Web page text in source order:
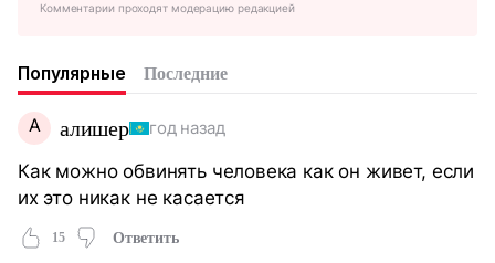
Комментарии проходят модерацию редакцией
Популярные Последние
А алишер год назад
Как можно обвинять человека как он живет, если
их это никак не касается
15 Ответить